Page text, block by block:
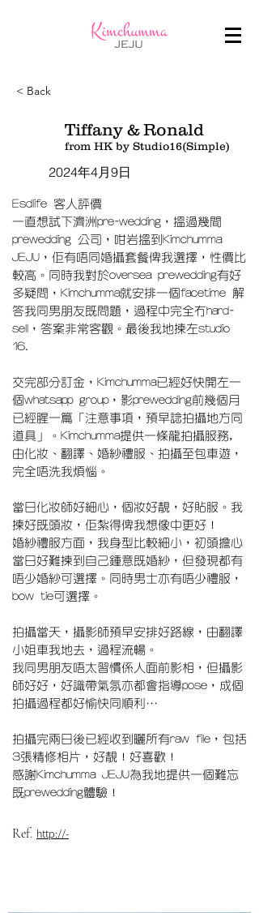
< Back
Tiffany & Ronald
from HK by Studio16(Simple)
2024年4月9日
Esdlife 客人評價
一直想試下濟洲pre-wedding，搵過幾間
prewedding 公司，咁岩搵到Kimchumma
JEJU，佢有唔同婚攝套餐俾我選擇，性價比
較高。同時我對於oversea prewedding有好
多疑問，Kimchumma就安排一個facetime 解
答我同男朋友既問題，過程中完全冇hard-
sell，答案非常客觀。最後我地揀左studio
16.
交完部分訂金，Kimchumma已經好快開左一
個whatsapp group，影prewedding前幾個月
已經腥一篇「注意事項，預早諗拍攝地方同
道具」。Kimchumma提供一條龍拍攝服務,
由化妝、翻譯、婚紗禮服、拍攝至包車遊，
完全唔洗我煩惱。
當日化妝師好細心，個妝好靚，好貼服。我
揀好既頭妝，佢紮得俾我想像中更好！
婚紗禮服方面，我身型比較細小，初頭擔心
當日好難揀到自己鍾意既婚紗，但發現都有
唔少婚紗可選擇。同時男士亦有唔少禮服，
bow tie可選擇。
拍攝當天，攝影師預早安排好路線，由翻譯
小姐車我地去，過程流暢。
我同男朋友唔太習慣係人面前影相，但攝影
師好好，好識帶氣氛亦都會指導pose，成個
拍攝過程都好愉快同順利…
拍攝完兩日後已經收到曬所有raw file，包括
3張精修相片，好靚！好喜歡！
感謝Kimchumma JEJU為我地提供一個難忘
既prewedding體驗！
Ref. http://-